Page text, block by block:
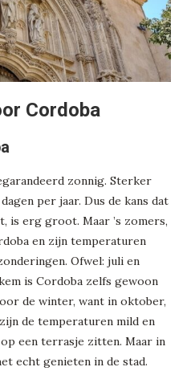
Cordoba
zonnig. Sterker
per jaar. Dus de kans dat
is erg groot. Maar ’s zomers,
en zijn temperaturen
Ofwel: juli en
is Cordoba zelfs gewoon
de winter, want in oktober,
de temperaturen mild en
een terrasje zitten. Maar in
echt genieten in de stad.